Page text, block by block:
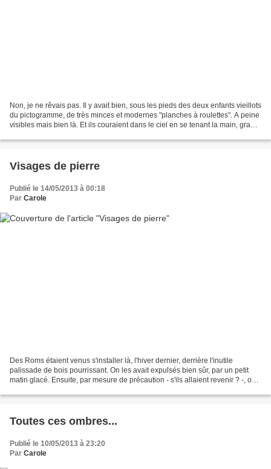
Non, je ne rêvais pas. Il y avait bien, sous les pieds des deux enfants vieillots
du pictogramme, de très minces et modernes "planches à roulettes". A peine
visibles mais bien là. Et ils couraient dans le ciel en se tenant la main, grand
Visages de pierre
Publié le 14/05/2013 à 00:18
Par Carole
Des Roms étaient venus s'installer là, l'hiver dernier, derrière l'inutile
palissade de bois pourrissant. On les avait expulsés bien sûr, par un petit
matin glacé. Ensuite, par mesure de précaution - s'ils allaient revenir ? -, on
Toutes ces ombres...
Publié le 10/05/2013 à 23:20
Par Carole